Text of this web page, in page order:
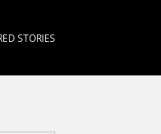
STORIES